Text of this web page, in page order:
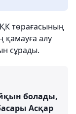
төрағасының
қамауға алу
сұрады.
болады,
Асқар